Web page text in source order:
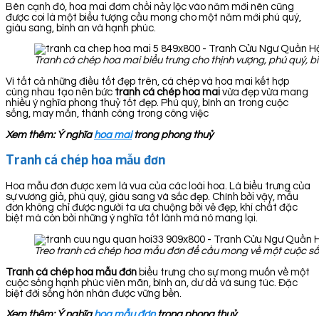
Bên cạnh đó, hoa mai đơm chồi nảy lộc vào năm mới nên cũng
được coi là một biểu tượng cầu mong cho một năm mới phú quý,
giàu sang, bình an và hạnh phúc.
Tranh cá chép hoa mai biểu trưng cho thịnh vượng, phú quý,
Vì tất cả những điều tốt đẹp trên, cá chép và hoa mai kết hợp
cùng nhau tạo nên bức tranh cá chép hoa mai vừa đẹp vừa mang
nhiều ý nghĩa phong thuỷ tốt đẹp. Phú quý, bình an trong cuộc
sống, may mắn, thành công trong công việc
Xem thêm: Ý nghĩahoa maitrong phong thuỷ
Tranh cá chép hoa mẫu đơn
Hoa mẫu đơn được xem là vua của các loài hoa. Là biểu trưng của
sự vương giả, phú quý, giàu sang và sắc đẹp. Chính bởi vậy, mẫu
đơn không chỉ được người ta ưa chuộng bởi vẻ đẹp, khí chất đặc
biệt mà còn bởi những ý nghĩa tốt lành mà nó mang lại.
Treo tranh cá chép hoa mẫu đơn để cầu mong về một cuộc
Tranh cá chép hoa mẫu đơn biểu trưng cho sự mong muốn về một
cuộc sống hạnh phúc viên mãn, bình an, dư dả và sung túc. Đặc
biệt đời sống hôn nhân được vững bền.